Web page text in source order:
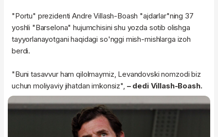
"Portu" prezidenti Andre Villash-Boash "ajdarlar"ning 37
yoshli "Barselona" hujumchisini shu yozda sotib olishga
tayyorlanayotgani haqidagi so'nggi mish-mishlarga izoh
berdi.
"Buni tasavvur ham qilolmaymiz, Levandovski nomzodi biz
uchun moliyaviy jihatdan imkonsiz", – dedi Villash-Boash.